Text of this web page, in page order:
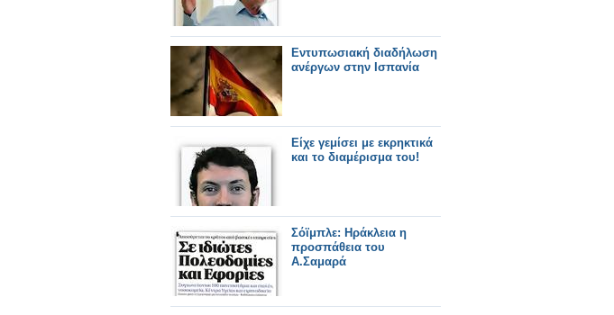
Εντυπωσιακή διαδήλωση
ανέργων στην Ισπανία
Είχε γεμίσει με εκρηκτικά
και το διαμέρισμα του!
Σόϊμπλε: Ηράκλεια η
προσπάθεια του
Α.Σαμαρά